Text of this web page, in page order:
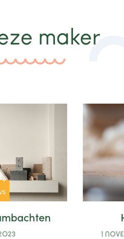
maker
1